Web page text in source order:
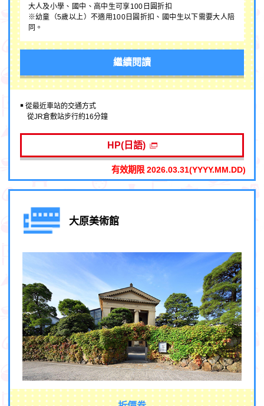
大人及小學、國中、高中生可享100日圓折扣
※幼童（5歲以上）不適用100日圓折扣、國中生以下需要大人陪
同。
繼續閱讀
￭ 從最近車站的交通方式
從JR倉敷站步行約16分鐘
HP(日語)
有效期限 2026.03.31(YYYY.MM.DD)
大原美術館